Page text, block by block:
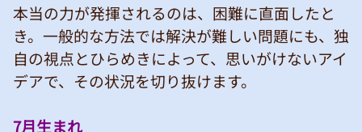
本当の力が発揮されるのは、困難に直面したと
き。一般的な方法では解決が難しい問題にも、独
自の視点とひらめきによって、思いがけないアイ
デアで、その状況を切り抜けます。
7月生まれ